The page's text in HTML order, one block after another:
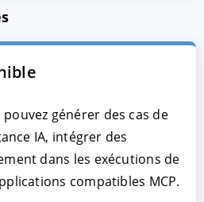
pouvez générer des cas de
IA, intégrer des
dans les exécutions de
compatibles MCP.